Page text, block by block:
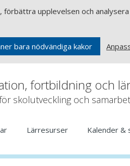
upplevelsen och
bara nödvändiga kakor
fortbildning och
skolutveckling och
Lärresurser Kalender &